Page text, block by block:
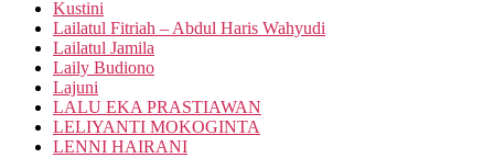
Kustini
Lailatul Fitriah – Abdul Haris Wahyudi
Lailatul Jamila
Laily Budiono
Lajuni
LALU EKA PRASTIAWAN
LELIYANTI MOKOGINTA
LENNI HAIRANI